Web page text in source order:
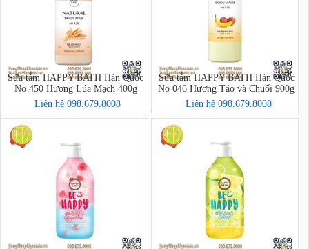
Sữa tắm HAPPY BATH Hàn Quốc
No 450 Hương Lúa Mạch 400g
Liên hệ 098.679.8008
Sữa tắm HAPPY BATH Hàn Quốc
No 046 Hương Táo và Chuối 900g
Liên hệ 098.679.8008